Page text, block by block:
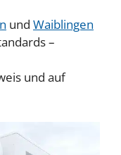
und Waiblingen
–
und auf